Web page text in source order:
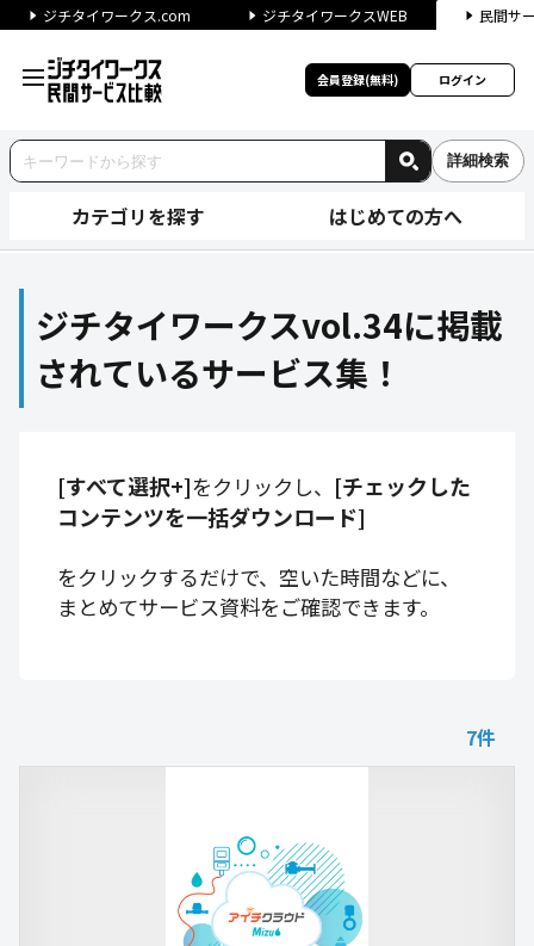
ジチタイワークス.com ジチタイワークスWEB 民間サ
会員登録(無料) ログイン
詳細検索
カテゴリを探す はじめての方へ
ジチタイワークスvol.34に掲
ジチタイワークスvol.34に掲載
されているサービス集！
[すべて選択+]をクリックし、 [チェックした
コンテンツを一括ダウンロード]
をクリックするだけで、空いた時間などに、
まとめてサービス資料をご確認できます。
7件